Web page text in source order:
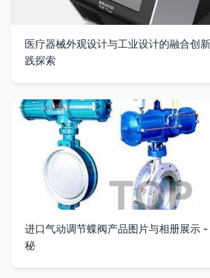
医疗器械外观设计与工业设计的融合创
践探索
进口气动调节蝶阀产品图片与相册展示
秘